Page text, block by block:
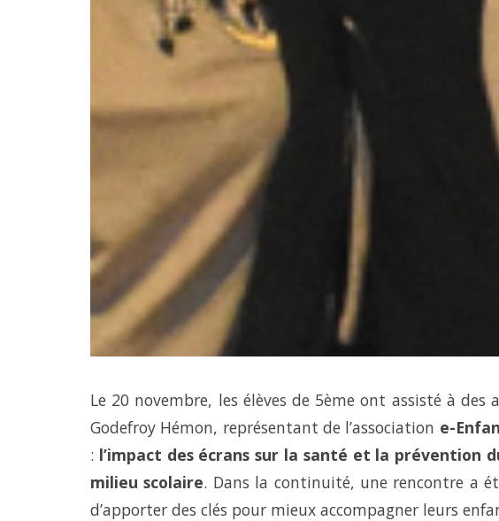
Le 20 novembre, les élèves de 5ème ont assisté à
Godefroy Hémon, représentant de l’association e-
: l’impact des écrans sur la santé et la prévention
milieu scolaire. Dans la continuité, une rencontre a
d’apporter des clés pour mieux accompagner leurs